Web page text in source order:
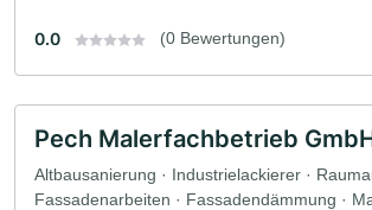
0.0 (0 Bewertungen)
Pech Malerfachbetrieb
Altbausanierung · Industrielackierer ·
Fassadenarbeiten · Fassadendämmung ·